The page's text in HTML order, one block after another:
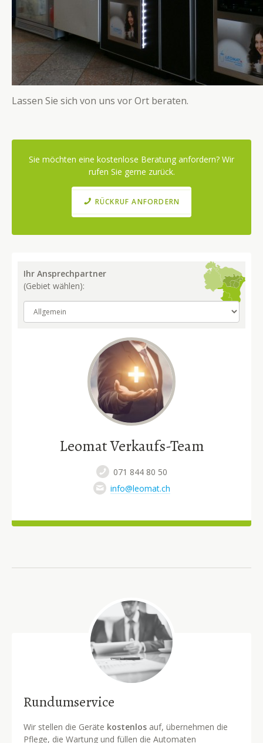
Lassen Sie sich von uns vor Ort beraten.
Sie möchten eine kostenlose Beratung anfordern? Wir
rufen Sie gerne zurück.
RÜCKRUF ANFORDERN
Ihr Ansprechpartner
(Gebiet wählen):
Leomat Verkaufs-Team
071 844 80 50
info@leomat.ch
Petar Kalabic
GEBIETSLEITER
071 844 80 50
Walter Stirnemann
GEBIETSLEITER
071 844 80 50
Daniel Buechel
GEBIETSLEITER ZH, SH, SZ UND AG
071 844 80 50
Rundumservice
Wir stellen die Geräte kostenlos auf, übernehmen die
Pflege, die Wartung und füllen die Automaten